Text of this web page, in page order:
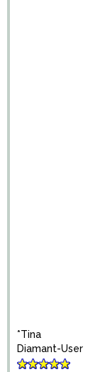
*Tina
Diamant-User